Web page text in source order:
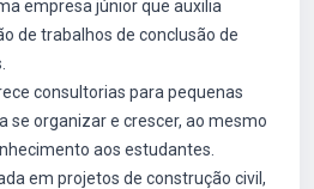
empresa júnior que auxilia
de trabalhos de conclusão de
consultorias para pequenas
se organizar e crescer, ao mesmo
aos estudantes.
em projetos de construção civil,